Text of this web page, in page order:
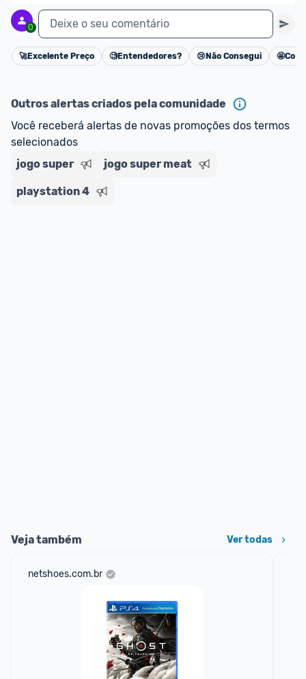
0 Deixe o seu comentário
Cancelar
🚀Excelente Preço 🧐Entendedores? 😢 Não Consegui 🤩
Outros alertas criados pela comunidade
Você receberá alertas de novas promoções dos termos
selecionados
jogo super
jogo super meat
playstation 4
Veja também Ver todas
netshoes.com.br